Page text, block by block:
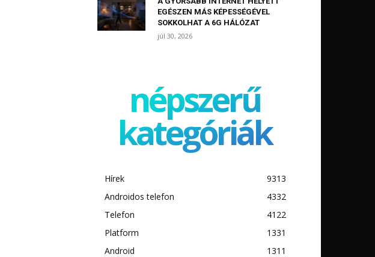
EGÉSZEN MÁS KÉPESSÉGÉVEL
SOKKOLHAT A 6G HÁLÓZAT
júl 30, 2026
népszerű
kategóriák
Hírek
9313
Androidos telefon
4332
Telefon
4122
Platform
1331
Android
1311